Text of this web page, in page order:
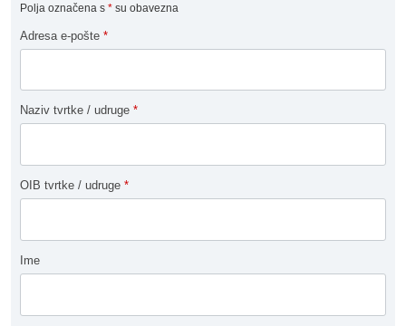
Polja označena s * su obavezna
Adresa e-pošte *
Naziv tvrtke / udruge *
OIB tvrtke / udruge *
Ime